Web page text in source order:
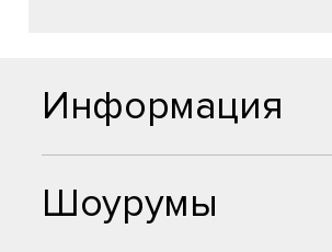
Шоурумы
Информация